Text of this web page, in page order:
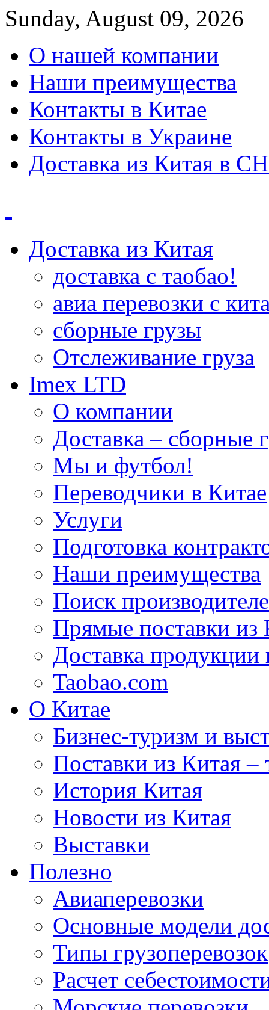
Sunday, August 09, 2026
О нашей компании
Наши преимущества
Контакты в Китае
Контакты в Украине
Доставка из Китая в
Доставка из Китая
доставка с таобао!
авиа перевозки с
сборные грузы
Отслеживание груза
Imex LTD
О компании
Доставка – сборные
Мы и футбол!
Переводчики в Китае
Услуги
Подготовка
Наши преимущества
Поиск
Прямые поставки из
Доставка продукции
Taobao.com
О Китае
Бизнес-туризм и
Поставки из Китая
История Китая
Новости из Китая
Выставки
Полезно
Авиаперевозки
Основные модели
Типы грузоперевозок
Расчет